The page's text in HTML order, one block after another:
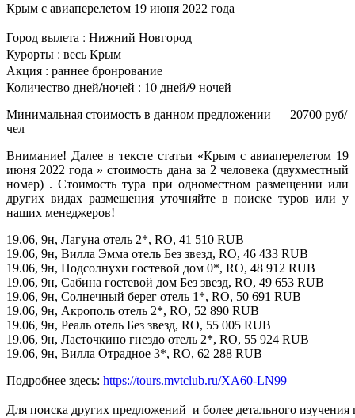
Крым с авиаперелетом 19 июня 2022 года
Город вылета : Нижний Новгород
Курорты : весь Крым
Акция : раннее бронрование
Количество дней/ночей : 10 дней/9 ночей
Минимальная стоимость в данном предложении — 20700 руб/
чел
Внимание! Далее в тексте статьи «Крым с авиаперелетом 19
июня 2022 года » стоимость дана за 2 человека (двухместный
номер) . Стоимость тура при одноместном размещении или
других видах размещения уточняйте в поиске туров или у
наших менеджеров!
19.06, 9н, Лагуна отель 2*, RO, 41 510 RUB
19.06, 9н, Вилла Эмма отель Без звезд, RO, 46 433 RUB
19.06, 9н, Подсолнухи гостевой дом 0*, RO, 48 912 RUB
19.06, 9н, Сабина гостевой дом Без звезд, RO, 49 653 RUB
19.06, 9н, Солнечный берег отель 1*, RO, 50 691 RUB
19.06, 9н, Акрополь отель 2*, RO, 52 890 RUB
19.06, 9н, Реаль отель Без звезд, RO, 55 005 RUB
19.06, 9н, Ласточкино гнездо отель 2*, RO, 55 924 RUB
19.06, 9н, Вилла Отрадное 3*, RO, 62 288 RUB
Подробнее здесь: https://tours.mvtclub.ru/XA60-LN99
Для поиска других предложений  и более детального